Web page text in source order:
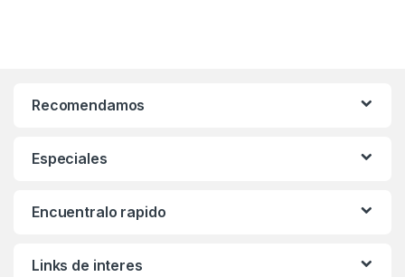
Recomendamos
Especiales
Encuentralo rapido
Links de interes